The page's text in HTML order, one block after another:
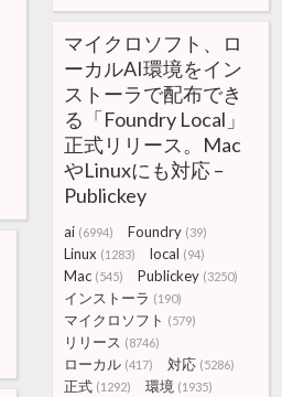
マイクロソフト、ロ
ーカルAI環境をイン
ストーラで配布でき
る「Foundry Local」
正式リリース。Mac
やLinuxにも対応 –
Publickey
ai (6994) Foundry (39)
Linux (1283) local (94)
Mac (545) Publickey (3250)
インストーラ (190)
マイクロソフト (579)
リリース (8746)
ローカル (417) 対応 (5286)
正式 (1292) 環境 (1935)